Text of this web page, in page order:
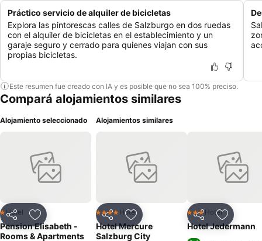
Práctico servicio de alquiler de bicicletas
Explora las pintorescas calles de Salzburgo en dos ruedas
con el alquiler de bicicletas en el establecimiento y un
garaje seguro y cerrado para quienes viajan con sus
propias bicicletas.
Este resumen fue creado con IA y es posible que no sea 100% preciso.
Compará alojamientos similares
Alojamiento seleccionado
CompartirAñadir a favoritos
1 Estrellas
Hotel
Pension Elisabeth -
Rooms & Apartments
Alojamientos similares
CompartirAñadir a favoritos
4 EstrellasHotel
Hotel Mercure
Salzburg City
CompartirAñadir
3 Estrellas
Hotel
Hotel Jedermann